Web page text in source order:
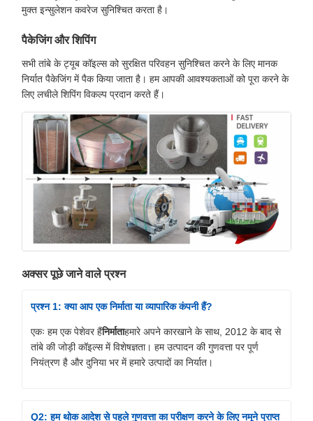
मुक्त इन्सुलेशन कवरेज सुनिश्चित करता है।
पैकेजिंग और शिपिंग
सभी तांबे के ट्यूब कॉइल्स को सुरक्षित परिवहन सुनिश्चित करने के लिए मानक
निर्यात पैकेजिंग में पैक किया जाता है। हम आपकी आवश्यकताओं को पूरा करने के
लिए लचीले शिपिंग विकल्प प्रदान करते हैं।
अक्सर पूछे जाने वाले प्रश्न
प्रश्न 1: क्या आप एक निर्माता या व्यापारिक कंपनी हैं?
एकः हम एक पेशेवर हैंनिर्माताहमारे अपने कारखाने के साथ, 2012 के बाद से
तांबे की जोड़ी कॉइल्स में विशेषज्ञता। हम उत्पादन की गुणवत्ता पर पूर्ण
नियंत्रण है और दुनिया भर में हमारे उत्पादों का निर्यात।
Q2: हम थोक आदेश से पहले गुणवत्ता का परीक्षण करने के लिए नमूने प्राप्त